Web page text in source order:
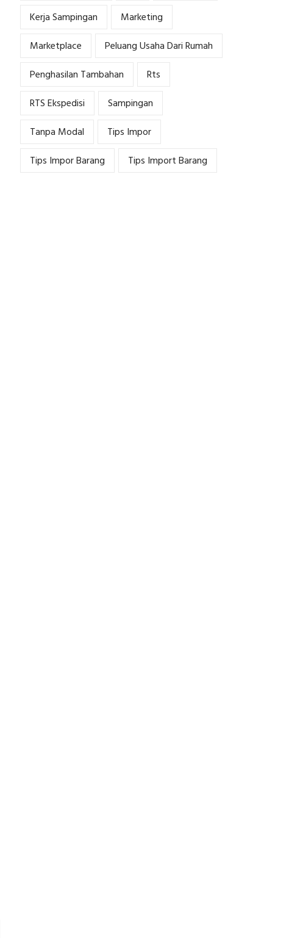
Kerja Sampingan
Marketing
Marketplace
Peluang Usaha Dari Rumah
Penghasilan Tambahan
Rts
RTS Ekspedisi
Sampingan
Tanpa Modal
Tips Impor
Tips Impor Barang
Tips Import Barang